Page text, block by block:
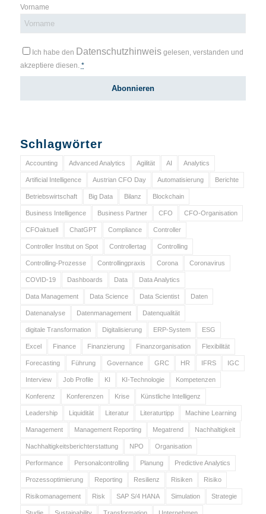
Vorname
Ich habe den Datenschutzhinweisgelesen, verstanden und
akzeptiere diesen. *
Schlagwörter
Accounting Advanced Analytics Agilität AI Analytics
Artificial Intelligence Austrian CFO Day Automatisierung Berichte
Betriebswirtschaft Big Data Bilanz Blockchain
Business Intelligence Business Partner CFO CFO-Organisation
CFOaktuell ChatGPT Compliance Controller
Controller Institut on Spot Controllertag Controlling
Controlling-Prozesse Controllingpraxis Corona Coronavirus
COVID-19 Dashboards Data Data Analytics
Data Management Data Science Data Scientist Daten
Datenanalyse Datenmanagement Datenqualität
digitale Transformation Digitalisierung ERP-System ESG
Excel Finance Finanzierung Finanzorganisation Flexibilität
Forecasting Führung Governance GRC HR IFRS IGC
Interview Job Profile KI KI-Technologie Kompetenzen
Konferenz Konferenzen Krise Künstliche Intelligenz
Leadership Liquidität Literatur Literaturtipp Machine Learning
Management Management Reporting Megatrend Nachhaltigkeit
Nachhaltigkeitsberichterstattung NPO Organisation
Performance Personalcontrolling Planung Predictive Analytics
Prozessoptimierung Reporting Resilienz Risiken Risiko
Risikomanagement Risk SAP S/4 HANA Simulation Strategie
Studie Sustainability Transformation Unternehmen